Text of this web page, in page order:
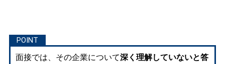
面接では、その企業について深く理解していないと答